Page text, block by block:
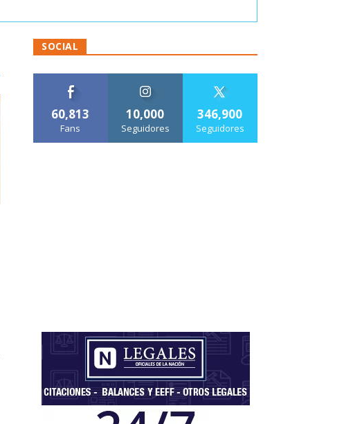
SOCIAL
60,813
Fans
10,000
Seguidores
346,900
Seguidores